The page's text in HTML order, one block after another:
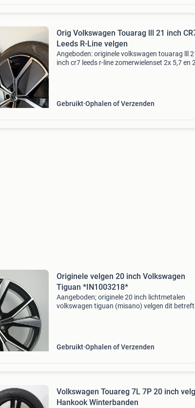
Orig Volkswagen Touarag lll 21 inch
Leeds R-Line velgen
Angeboden: originele volkswagen touarag lll
inch cr7 leeds r-line zomerwielenset 2x 5,7 en
Gebruikt Ophalen of Verzenden
Originele velgen 20 inch Volkswagen
Tiguan *IN1003218*
Aangeboden; originele 20 inch lichtmetalen
volkswagen tiguan (misano) velgen dit betreft
Gebruikt Ophalen of Verzenden
Volkswagen Touareg 7L 7P 20 inch
Hankook Winterbanden